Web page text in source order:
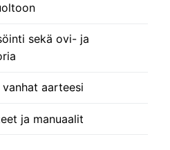
sekä ovi- ja
aarteesi
ja manuaalit